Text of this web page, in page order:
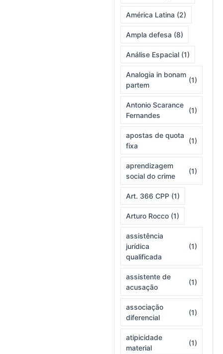
América Latina (2)
Ampla defesa (8)
Análise Espacial (1)
Analogia in bonam
partem
(1)
Antonio Scarance
Fernandes
(1)
apostas de quota
fixa
(1)
aprendizagem
social do crime
(1)
Art. 366 CPP (1)
Arturo Rocco (1)
assistência
jurídica
qualificada
(1)
assistente de
acusação
(1)
associação
diferencial
(1)
atipicidade
material
(1)